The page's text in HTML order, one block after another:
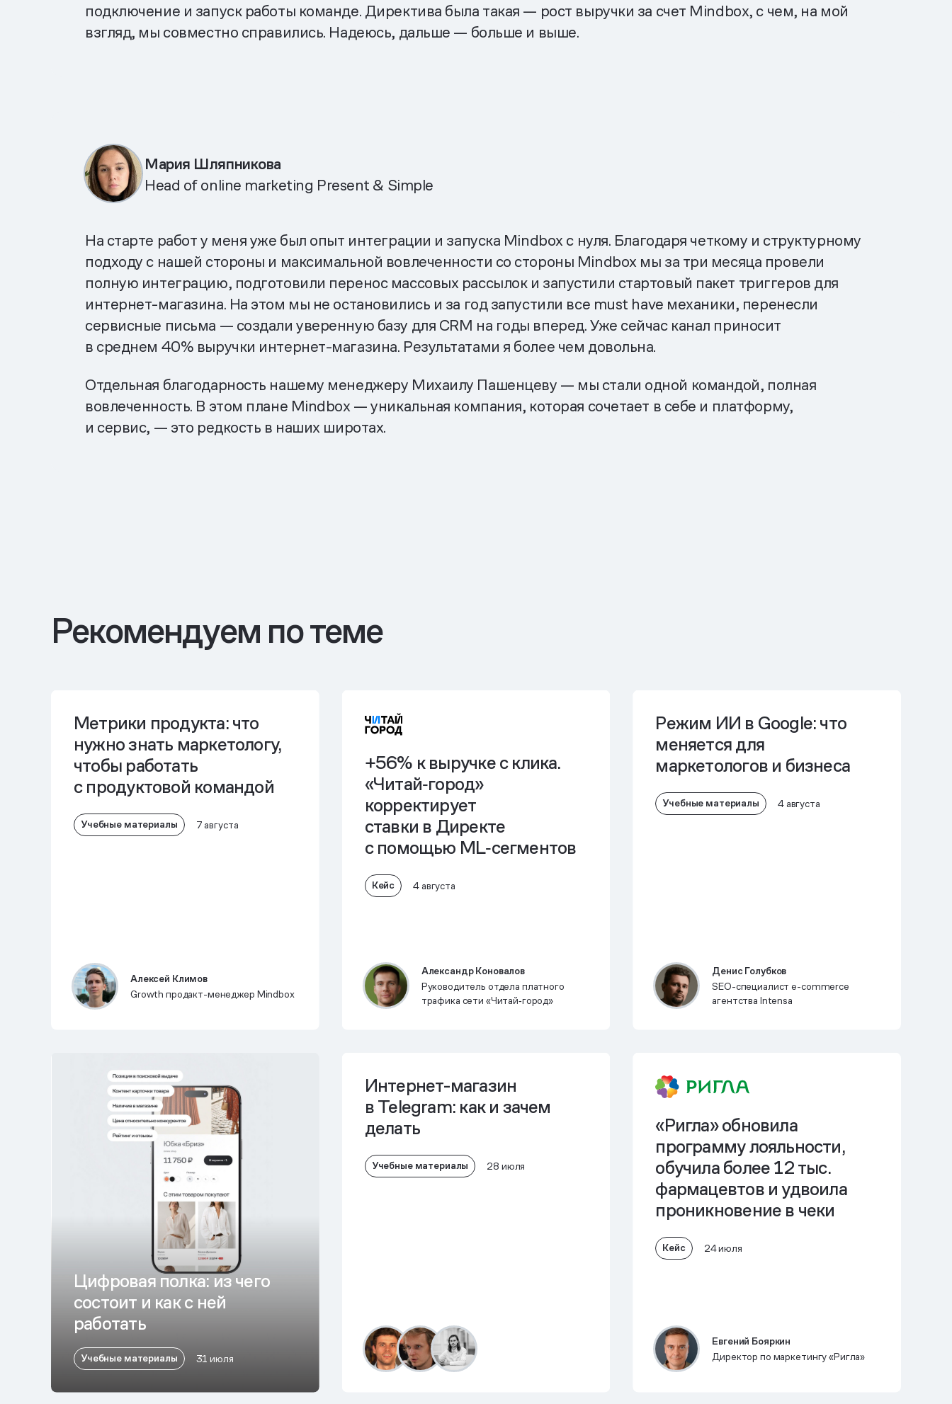
подключение и запуск работы команде. Директива была такая — рост выручки за счет Mindbox, с чем, на мой
взгляд, мы совместно справились. Надеюсь, дальше — больше и выше.
Мария Шляпникова
Head of online marketing Present & Simple
На старте работ у меня уже был опыт интеграции и запуска Mindbox с нуля. Благодаря четкому и структурному
подходу с нашей стороны и максимальной вовлеченности со стороны Mindbox мы за три месяца провели
полную интеграцию, подготовили перенос массовых рассылок и запустили стартовый пакет триггеров для
интернет-магазина. На этом мы не остановились и за год запустили все must have механики, перенесли
сервисные письма — создали уверенную базу для CRM на годы вперед. Уже сейчас канал приносит
в среднем 40% выручки интернет-магазина. Результатами я более чем довольна.
Отдельная благодарность нашему менеджеру Михаилу Пашенцеву — мы стали одной командой, полная
вовлеченность. В этом плане Mindbox — уникальная компания, которая сочетает в себе и платформу,
и сервис, — это редкость в наших широтах.
Рекомендуем по теме
Метрики продукта: что
нужно знать маркетологу,
чтобы работать
с продуктовой командой
Учебные материалы 7 августа
Алексей Климов
Growth продакт-менеджер Mindbox
+56% к выручке с клика.
«Читай‑город»
корректирует
ставки в Директе
с помощью ML‑сегментов
Кейс 4 августа
Александр Коновалов
Руководитель отдела платного
трафика сети «Читай‑город»
Режим ИИ в Google: что
меняется для
маркетологов и бизнеса
Учебные материалы 4 августа
Денис Голубков
SEO-специалист e-commerce
агентства Intensa
Цифровая полка: из чего
состоит и как с ней
работать
Учебные материалы 31 июля
Интернет-магазин
в Telegram: как и зачем
делать
Учебные материалы 28 июля
«Ригла» обновила
программу лояльности,
обучила более 12 тыс.
фармацевтов иудвоила
проникновение в чеки
Кейс 24 июля
Евгений Бояркин
Директор по маркетингу «Ригла»